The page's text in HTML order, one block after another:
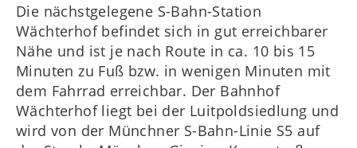
Die nächstgelegene S-Bahn-Station
Wächterhof befindet sich in gut erreichbarer
Nähe und ist je nach Route in ca. 10 bis 15
Minuten zu Fuß bzw. in wenigen Minuten mit
dem Fahrrad erreichbar. Der Bahnhof
Wächterhof liegt bei der Luitpoldsiedlung und
wird von der Münchner S-Bahn-Linie S5 auf